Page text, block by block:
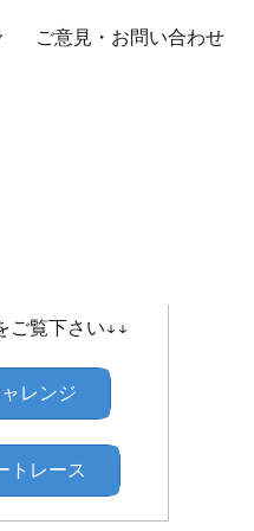
ご意見・お問い合わせ
ご覧下さい↓↓
レンジ
トレース